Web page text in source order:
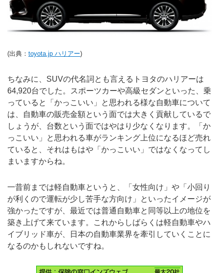
(出典： toyota.jp ハリアー)
ちなみに、SUVの代名詞とも言えるトヨタのハリアーは
64,920台でした。スポーツカーや高級セダンといった、乗
っていると「かっこいい」と思われる様な自動車について
は、自動車の販売金額という面では大きく貢献しているで
しょうが、台数という面ではやはり少なくなります。「か
っこいい」と思われる車がランキング上位になるほど売れ
ていると、それはもはや「かっこいい」ではなくなってし
まいますからね。
一昔前までは軽自動車というと、「女性向け」や「小回り
が利くので運転が少し苦手な方向け」といったイメージが
強かったですが、最近では普通自動車と同等以上の地位を
築き上げて来ています。これからしばらくは軽自動車やハ
イブリッド車が、日本の自動車業界を牽引していくことに
なるのかもしれないですね。